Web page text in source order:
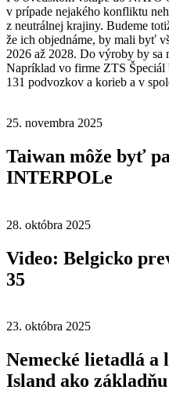
v prípade nejakého konfliktu
z neutrálnej krajiny. Budeme
že ich objednáme, by mali byť
2026 až 2028. Do výroby by sa
Napríklad vo firme ZTS
131 podvozkov a korieb a v
25. novembra 2025
Taiwan môže byť
INTERPOLe
28. októbra 2025
Video: Belgicko
35
23. októbra 2025
Nemecké lietadlá
Island ako základňu